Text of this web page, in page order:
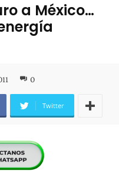
a México…
0
Twitter